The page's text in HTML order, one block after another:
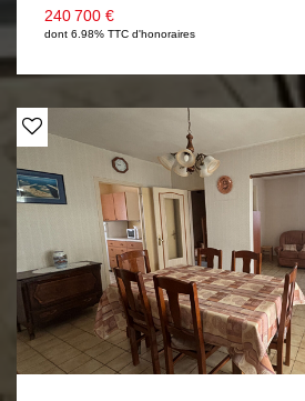
vue sur campagne, dégagement distribuant : chambre ,
salle d'eau, wc avec lave-mains. Une
un salon cosy, chambre mansardée ,
En rez-de-jardin : pièce à usage de
d'été avec placards, un bureau et
garage . Chauffage par plancher
climatisation réversible. Volets
découvrir...
240 700 €
dont 6.98% TTC d'honoraires